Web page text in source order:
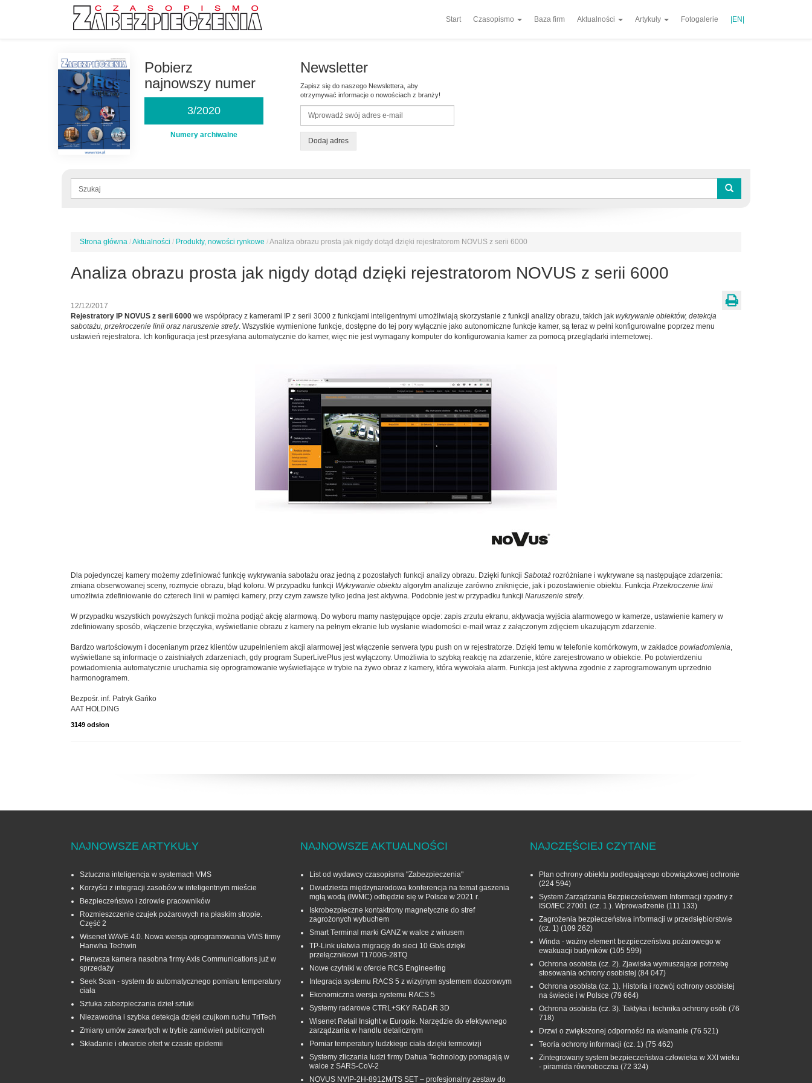
Start Czasopismo Baza firm Aktualności Artykuły Fotogalerie |EN|
Pobierz
najnowszy numer
3/2020
Numery archiwalne
Newsletter
Zapisz się do naszego Newslettera, aby
otrzymywać informacje o nowościach z branży!
Dodaj adres
Formularz
Jesteś
Strona główna /Aktualności / Produkty, nowości rynkowe /Analiza obrazu prosta jak nigdy dotąd dzięki rejestratorom NOVUS z serii 6000
Analiza obrazu prosta jak nigdy dotąd dzięki rejestratorom NOVUS z serii 6000
12/12/2017
Rejestratory IP NOVUS z serii 6000 we współpracy z kamerami IP z serii 3000 z funkcjami inteligentnymi umożliwiają skorzystanie z funkcji analizy obrazu, takich jak wykrywanie obiektów, detekcja
sabotażu, przekroczenie linii oraz naruszenie strefy. Wszystkie wymienione funkcje, dostępne do tej pory wyłącznie jako autonomiczne funkcje kamer, są teraz w pełni konfigurowalne poprzez menu
ustawień rejestratora. Ich konfiguracja jest przesyłana automatycznie do kamer, więc nie jest wymagany komputer do konfigurowania kamer za pomocą przeglądarki internetowej.
Dla pojedynczej kamery możemy zdefiniować funkcję wykrywania sabotażu oraz jedną z pozostałych funkcji analizy obrazu. Dzięki funkcji Sabotaż rozróżniane i wykrywane są następujące zdarzenia:
zmiana obserwowanej sceny, rozmycie obrazu, błąd koloru. W przypadku funkcji Wykrywanie obiektu algorytm analizuje zarówno zniknięcie, jak i pozostawienie obiektu. Funkcja Przekroczenie linii
umożliwia zdefiniowanie do czterech linii w pamięci kamery, przy czym zawsze tylko jedna jest aktywna. Podobnie jest w przypadku funkcji Naruszenie strefy.
W przypadku wszystkich powyższych funkcji można podjąć akcję alarmową. Do wyboru mamy następujące opcje: zapis zrzutu ekranu, aktywacja wyjścia alarmowego w kamerze, ustawienie kamery w
zdefiniowany sposób, włączenie brzęczyka, wyświetlanie obrazu z kamery na pełnym ekranie lub wysłanie wiadomości e-mail wraz z załączonym zdjęciem ukazującym zdarzenie.
Bardzo wartościowym i docenianym przez klientów uzupełnieniem akcji alarmowej jest włączenie serwera typu push on w rejestratorze. Dzięki temu w telefonie komórkowym, w zakładce powiadomienia,
wyświetlane są informacje o zaistniałych zdarzeniach, gdy program SuperLivePlus jest wyłączony. Umożliwia to szybką reakcję na zdarzenie, które zarejestrowano w obiekcie. Po potwierdzeniu
powiadomienia automatycznie uruchamia się oprogramowanie wyświetlające w trybie na żywo obraz z kamery, która wywołała alarm. Funkcja jest aktywna zgodnie z zaprogramowanym uprzednio
harmonogramem.
Bezpośr. inf. Patryk Gańko
AAT HOLDING
3149 odsłon
NAJNOWSZE ARTYKUŁY
Sztuczna inteligencja w systemach VMS
Korzyści z integracji zasobów w inteligentnym mieście
Bezpieczeństwo i zdrowie pracowników
Rozmieszczenie czujek pożarowych na płaskim stropie.
Część 2
Wisenet WAVE 4.0. Nowa wersja oprogramowania VMS firmy
Hanwha Techwin
Pierwsza kamera nasobna firmy Axis Communications już w
sprzedaży
Seek Scan - system do automatycznego pomiaru temperatury
ciała
Sztuka zabezpieczania dzieł sztuki
Niezawodna i szybka detekcja dzięki czujkom ruchu TriTech
Zmiany umów zawartych w trybie zamówień publicznych
Składanie i otwarcie ofert w czasie epidemii
NAJNOWSZE AKTUALNOŚCI
List od wydawcy czasopisma "Zabezpieczenia"
Dwudziesta międzynarodowa konferencja na temat gaszenia
mgłą wodą (IWMC) odbędzie się w Polsce w 2021 r.
Iskrobezpieczne kontaktrony magnetyczne do stref
zagrożonych wybuchem
Smart Terminal marki GANZ w walce z wirusem
TP-Link ułatwia migrację do sieci 10 Gb/s dzięki
przełącznikowi T1700G‑28TQ
Nowe czytniki w ofercie RCS Engineering
Integracja systemu RACS 5 z wizyjnym systemem dozorowym
Ekonomiczna wersja systemu RACS 5
Systemy radarowe CTRL+SKY RADAR 3D
Wisenet Retail Insight w Europie. Narzędzie do efektywnego
zarządzania w handlu detalicznym
Pomiar temperatury ludzkiego ciała dzięki termowizji
Systemy zliczania ludzi firmy Dahua Technology pomagają w
walce z SARS-CoV-2
NOVUS NVIP-2H-8912M/TS SET – profesjonalny zestaw do
NAJCZĘŚCIEJ CZYTANE
Plan ochrony obiektu podlegającego obowiązkowej ochronie
(224 594)
System Zarządzania Bezpieczeństwem Informacji zgodny z
ISO/IEC 27001 (cz. 1.). Wprowadzenie (111 133)
Zagrożenia bezpieczeństwa informacji w przedsiębiorstwie
(cz. 1) (109 262)
Winda - ważny element bezpieczeństwa pożarowego w
ewakuacji budynków (105 599)
Ochrona osobista (cz. 2). Zjawiska wymuszające potrzebę
stosowania ochrony osobistej (84 047)
Ochrona osobista (cz. 1). Historia i rozwój ochrony osobistej
na świecie i w Polsce (79 664)
Ochrona osobista (cz. 3). Taktyka i technika ochrony osób (76
718)
Drzwi o zwiększonej odporności na włamanie (76 521)
Teoria ochrony informacji (cz. 1) (75 462)
Zintegrowany system bezpieczeństwa człowieka w XXI wieku
- piramida równoboczna (72 324)